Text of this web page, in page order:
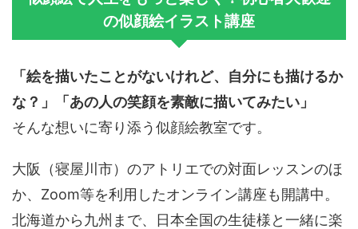
の似顔絵イラスト講座
「絵を描いたことがないけれど、自分にも描けるか
な？」「あの人の笑顔を素敵に描いてみたい」
そんな想いに寄り添う似顔絵教室です。
大阪（寝屋川市）のアトリエでの対面レッスンのほ
か、Zoom等を利用したオンライン講座も開講中。
北海道から九州まで、日本全国の生徒様と一緒に楽